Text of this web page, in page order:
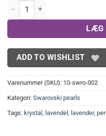
Swarovski perler, lavender
LÆG
ADD TO WISHLIST
Varenummer (SKU): 10-swro-002
Kategori: Swarovski pearls
Tags: krystal lavendel lavender,